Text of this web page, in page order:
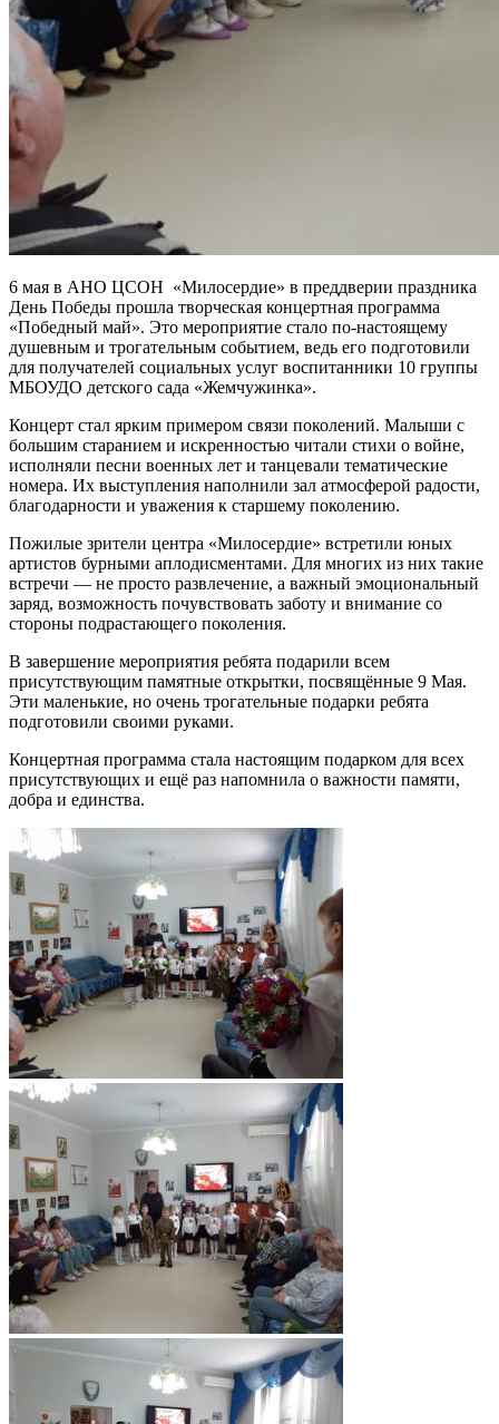
6 мая в АНО ЦСОН «Милосердие» в преддверии праздника
День Победы прошла творческая концертная программа
«Победный май». Это мероприятие стало по-настоящему
душевным и трогательным событием, ведь его подготовили
для получателей социальных услуг воспитанники 10 группы
МБОУДО детского сада «Жемчужинка».
Концерт стал ярким примером связи поколений. Малыши с
большим старанием и искренностью читали стихи о войне,
исполняли песни военных лет и танцевали тематические
номера. Их выступления наполнили зал атмосферой радости,
благодарности и уважения к старшему поколению.
Пожилые зрители центра «Милосердие» встретили юных
артистов бурными аплодисментами. Для многих из них такие
встречи — не просто развлечение, а важный эмоциональный
заряд, возможность почувствовать заботу и внимание со
стороны подрастающего поколения.
В завершение мероприятия ребята подарили всем
присутствующим памятные открытки, посвящённые 9 Мая.
Эти маленькие, но очень трогательные подарки ребята
подготовили своими руками.
Концертная программа стала настоящим подарком для всех
присутствующих и ещё раз напомнила о важности памяти,
добра и единства.